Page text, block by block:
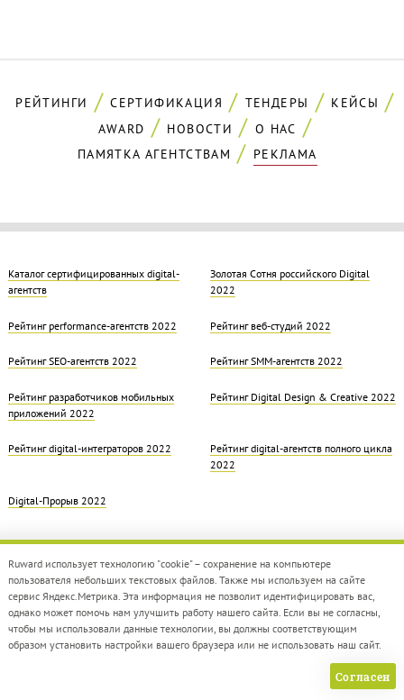
РЕЙТИНГИ СЕРТИФИКАЦИЯ ТЕНДЕРЫ
КЕЙСЫ
AWARD
НОВОСТИ
О НАС
ПАМЯТКА АГЕНТСТВАМ
РЕКЛАМА
Каталог сертифицированных digital-
агентств
Золотая Cотня российского Digital
2022
Рейтинг performance-агентств 2022 Рейтинг веб-студий 2022
Рейтинг SEO-агентств 2022 Рейтинг SMM-агентств 2022
Рейтинг разработчиков мобильных
приложений 2022
Рейтинг Digital Design & Creative 2022
Рейтинг digital-интеграторов 2022
Рейтинг digital-агентств полного цикла
2022
Digital-Прорыв 2022
© 2012 — 2026 Ruwardinfo@ruward.ru
Ruward использует технологию "cookie" – сохранение на компьютере
пользователя небольших текстовых файлов. Также мы используем на сайте
сервис Яндекс.Метрика. Эта информация не позволит идентифицировать вас,
однако может помочь нам улучшить работу нашего сайта. Если вы не согласны,
чтобы мы использовали данные технологии, вы должны соответствующим
образом установить настройки вашего браузера или не использовать наш сайт.
Согласен